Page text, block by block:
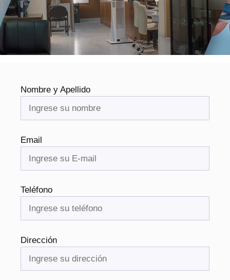
Nombre y Apellido
Email
Teléfono
Dirección